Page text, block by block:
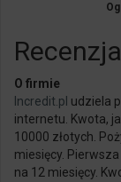
O firmie
Incredit.pl udziela
internetu. Kwota,
10000 złotych.
miesięcy.
na 12 miesięcy.